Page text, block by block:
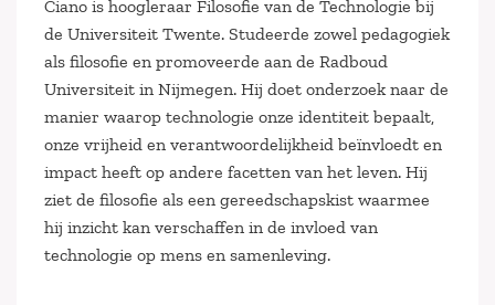
Ciano is hoogleraar Filosofie van de Technologie bij
de Universiteit Twente. Studeerde zowel pedagogiek
als filosofie en promoveerde aan de Radboud
Universiteit in Nijmegen. Hij doet onderzoek naar de
manier waarop technologie onze identiteit bepaalt,
onze vrijheid en verantwoordelijkheid beïnvloedt en
impact heeft op andere facetten van het leven. Hij
ziet de filosofie als een gereedschapskist waarmee
hij inzicht kan verschaffen in de invloed van
technologie op mens en samenleving.